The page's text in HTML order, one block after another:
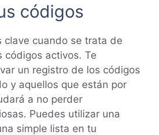
códigos
clave cuando se trata de
códigos activos. Te
un registro de los códigos
y aquellos que están por
a no perder
Puedes utilizar una
simple lista en tu